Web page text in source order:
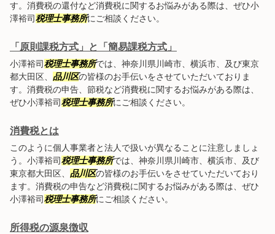
す。消費税の還付など消費税に関するお悩みがある際は、ぜひ小
澤裕司税理士事務所にご相談ください。
「原則課税方式」と「簡易課税方式」
小澤裕司税理士事務所では、神奈川県川崎市、横浜市、及び東京
都大田区、 品川区の皆様のお手伝いをさせていただいておりま
す。消費税の申告、節税など消費税に関するお悩みがある際は、
ぜひ小澤裕司税理士事務所にご相談ください。
消費税とは
このように個人事業者と法人で扱いが異なることに注意しましょ
う。小澤裕司税理士事務所では、神奈川県川崎市、横浜市、及び
東京都大田区、 品川区の皆様のお手伝いをさせていただいており
ます。消費税の申告など消費税に関するお悩みがある際は、ぜひ
小澤裕司税理士事務所にご相談ください。
所得税の源泉徴収